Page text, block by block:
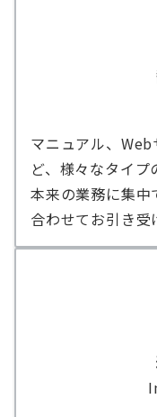
マニュアル、
ど、様々なタイ
本来の業務に集中
合わせてお引き受